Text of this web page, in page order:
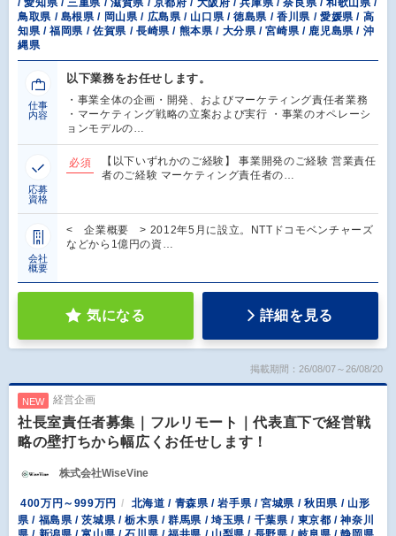
/ 愛知県 / 三重県 / 滋賀県 / 京都府 / 大阪府 / 兵庫県 / 奈良県 / 和歌山県 /
鳥取県 / 島根県 / 岡山県 / 広島県 / 山口県 / 徳島県 / 香川県 / 愛媛県 / 高
知県 / 福岡県 / 佐賀県 / 長崎県 / 熊本県 / 大分県 / 宮崎県 / 鹿児島県 / 沖
縄県
仕事
内容
以下業務をお任せします。
・事業全体の企画・開発、およびマーケティング責任者業務
・マーケティング戦略の立案および実行 ・事業のオペレーシ
ョンモデルの…
応募
資格
必須
【以下いずれかのご経験】 事業開発のご経験 営業責任
者のご経験 マーケティング責任者の…
会社
概要
< 企業概要 > 2012年5月に設立。NTTドコモベンチャーズ
などから1億円の資…
気になる 詳細を見る
掲載期間：26/08/07～26/08/20
NEW 経営企画
社長室責任者募集｜フルリモート｜代表直下で経営戦
略の壁打ちから幅広くお任せします！
株式会社WiseVine
400万円～999万円
北海道 / 青森県 / 岩手県 / 宮城県 / 秋田県 / 山形
県 / 福島県 / 茨城県 / 栃木県 / 群馬県 / 埼玉県 / 千葉県 / 東京都 / 神奈川